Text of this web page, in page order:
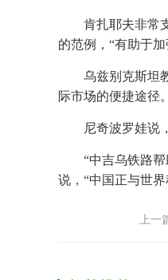
肯扎耶夫非常
的范例，“有助于
乌兹别克斯坦
际市场的便捷途径
尼奇波罗娃说
“中吉乌铁路
说，“中国正与世
上一